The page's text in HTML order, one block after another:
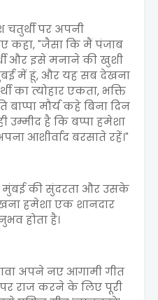
पर अपनी
कहा, "जैसा कि मैं पंजाब
और इसे मनाने की खुशी
में हूं, और यह सब देखना
का त्योहार एकता, भक्ति
मौर्य कहे बिना दिन
उम्मीद है कि बप्पा हमेशा
आशीर्वाद बरसाते रहें।"
मुंबई की सुंदरता और उसके
हमेशा एक शानदार
होता है।
अपने नए आगामी गीत
राज करने के लिए पूरी